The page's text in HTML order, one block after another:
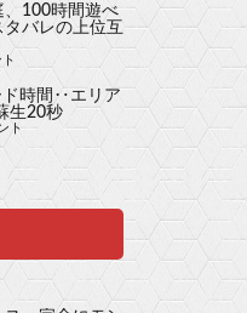
、100時間遊べ
バレの上位互
ド時間‥エリア
生20秒
ト